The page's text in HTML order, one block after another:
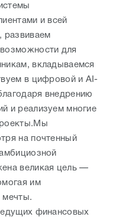
и всей
развиваем
для
вкладываемся
в цифровой и AI-
внедрению
и реализуем многие
на почтенный
великая цель —
им
мечты.
финансовых